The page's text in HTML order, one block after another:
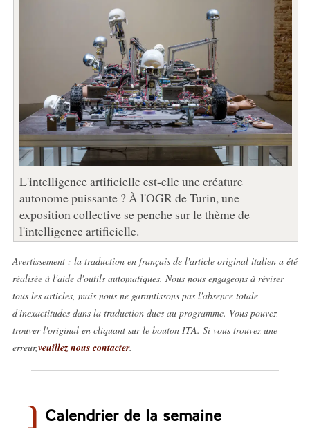
L'intelligence artificielle est-elle une créature
autonome puissante ? À l'OGR de Turin, une
exposition collective se penche sur le thème de
l'intelligence artificielle.
Avertissement : la traduction en français de l'article original italien a été
réalisée à l'aide d'outils automatiques. Nous nous engageons à réviser
tous les articles, mais nous ne garantissons pas l'absence totale
d'inexactitudes dans la traduction dues au programme. Vous pouvez
trouver l'original en cliquant sur le bouton ITA. Si vous trouvez une
erreur,veuillez nous contacter.
Calendrier de la semaine